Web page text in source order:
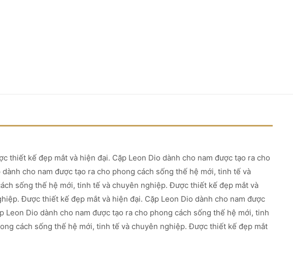
thiết kế đẹp mắt và hiện đại. Cặp Leon Dio dành cho nam được tạo ra cho
cho nam được tạo ra cho phong cách sống thế hệ mới, tinh tế và
sống thế hệ mới, tinh tế và chuyên nghiệp. Được thiết kế đẹp mắt và
Được thiết kế đẹp mắt và hiện đại. Cặp Leon Dio dành cho nam được
Dio dành cho nam được tạo ra cho phong cách sống thế hệ mới, tinh
cách sống thế hệ mới, tinh tế và chuyên nghiệp. Được thiết kế đẹp mắt